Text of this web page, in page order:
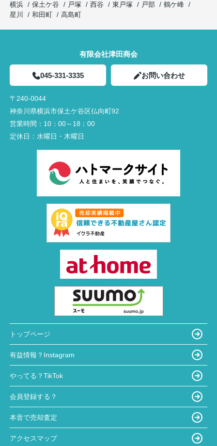
横浜
保土ケ谷 戸塚 西谷 東戸塚 戸部
鶴ケ峰
星川
和田町 高島町
有限会社津田商会
045-331-3335 お問い合わせ
〒240-0044
神奈川県横浜市保土ケ谷区仏向町92
営業時間： 10：00～18：00
定休日： 水曜日・木曜日
トップページ
有益情報？Instagram
やってる？TikTok
会員登録する？
本音で売却査定
アクセスマップ